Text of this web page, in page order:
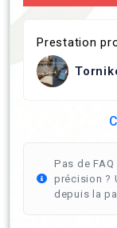
Prestation
Pas de
précision ?
depuis la